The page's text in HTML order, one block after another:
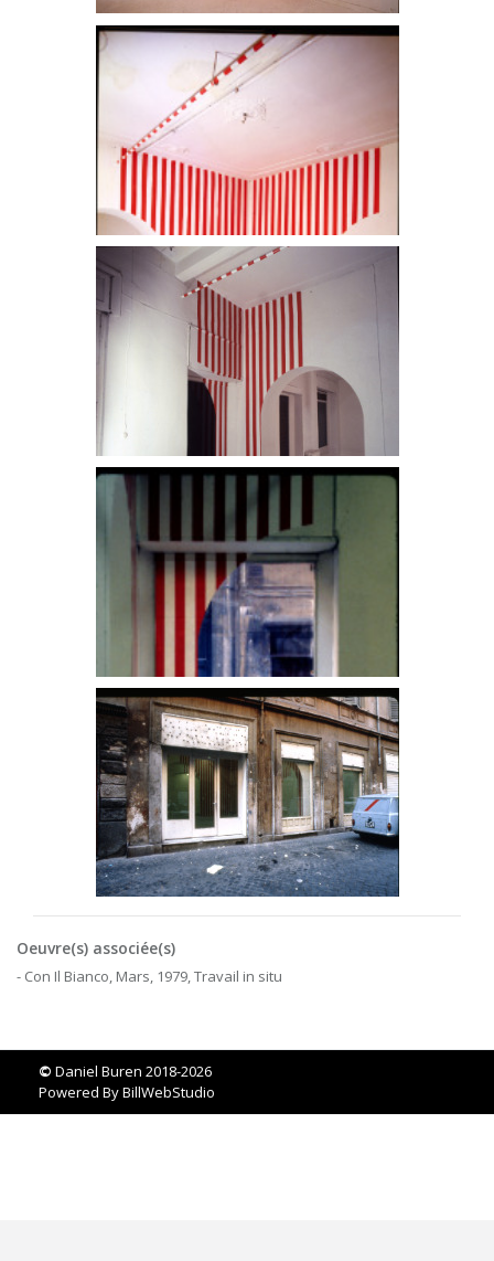
Oeuvre(s) associée(s)
- Con Il Bianco, Mars, 1979, Travail in situ
© Daniel Buren 2018-2026
Powered ByBillWebStudio